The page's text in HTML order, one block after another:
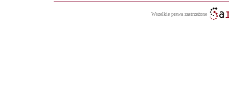
Wszelkie prawa zastrzeżone